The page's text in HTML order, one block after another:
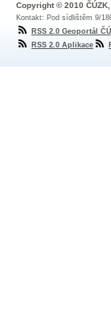
Copyright © 2010
Kontakt: Pod sídlištěm 9/
RSS 2.0 Geoportál
RSS 2.0 Aplikace